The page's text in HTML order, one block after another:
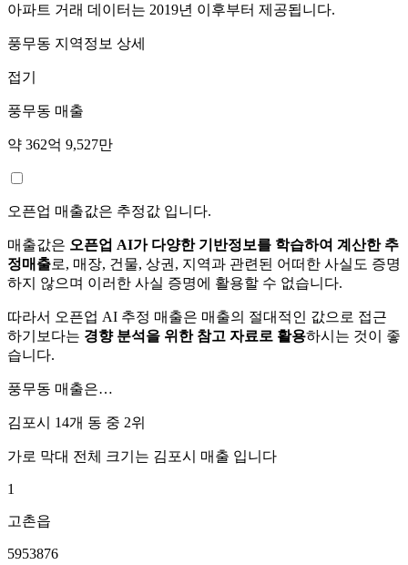
아파트 거래 데이터는 2019년 이후부터 제공됩니다.
풍무동 지역정보 상세
접기
풍무동 매출
약 362억 9,527만
오픈업 매출값은 추정값 입니다.
매출값은 오픈업 AI가 다양한 기반정보를 학습하여 계산한 추
정매출로, 매장, 건물, 상권, 지역과 관련된 어떠한 사실도 증명
하지 않으며 이러한 사실 증명에 활용할 수 없습니다.
따라서 오픈업 AI 추정 매출은 매출의 절대적인 값으로 접근
하기보다는 경향 분석을 위한 참고 자료로 활용하시는 것이 좋
습니다.
풍무동 매출은…
김포시 14개 동 중 2위
가로 막대 전체 크기는 김포시 매출 입니다
1
고촌읍
5953876